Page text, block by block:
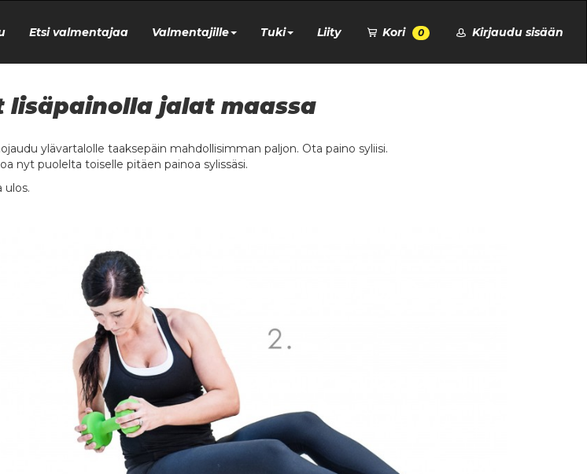
Etsi valmentajaa Valmentajille Tuki Liity Kori 0 Kirjaudu sisään
lisäpainolla jalat maassa
ylävartalolle taaksepäin mahdollisimman paljon. Ota paino syliisi.
nyt puolelta toiselle pitäen painoa sylissäsi.
ulos.